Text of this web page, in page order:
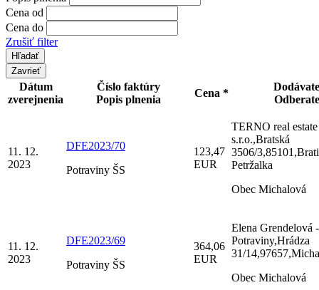
Cena od
Cena do
Zrušiť filter
Zavrieť
Dátum
zverejnenia
Číslo faktúry
Popis plnenia
Cena *
11. 12.
2023
DFE2023/70
Potraviny ŠS
123,47
EUR
TERNO real estate
s.r.o.,Bratská
3506/
Petržalka
Obec Michalová
11. 12.
2023
DFE2023/69
Potraviny ŠS
364,06
EUR
Elena Grendelová -
Potraviny,Hrádza
31/
Obec Michalová